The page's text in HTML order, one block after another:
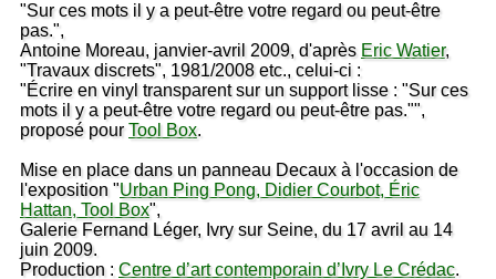
"Sur ces mots il y a peut-être votre regard ou peut-être
pas.",
Antoine Moreau, janvier-avril 2009, d'après Eric Watier,
"Travaux discrets", 1981/2008 etc., celui-ci :
"Écrire en vinyl transparent sur un support lisse : "Sur ces
mots il y a peut-être votre regard ou peut-être pas."",
proposé pour Tool Box.
Mise en place dans un panneau Decaux à l'occasion de
l'exposition "Urban Ping Pong, Didier Courbot, Éric
Hattan, Tool Box",
Galerie Fernand Léger, Ivry sur Seine, du 17 avril au 14
juin 2009.
Production : Centre d’art contemporain d’Ivry Le Crédac.